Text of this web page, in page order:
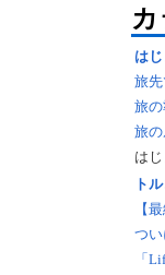
は
旅
旅
旅の
は
ト
【
つ
「